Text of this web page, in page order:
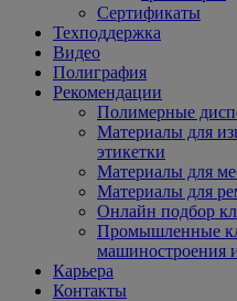
Сертификаты
Техподдержка
Видео
Полиграфия
Рекомендации
Полимерные
Материалы для
этикетки
Материалы для
Материалы для
Онлайн подбор
Промышленные
машиностроения
Карьера
Контакты